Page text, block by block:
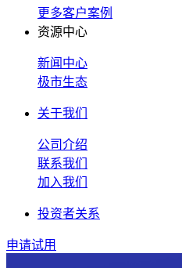
更多客户案例
资源中心
新闻中心
极市生态
关于我们
公司介绍
联系我们
加入我们
投资者关系
申请试用